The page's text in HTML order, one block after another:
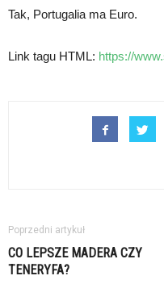
Tak, Portugalia ma Euro.
Link tagu HTML: https://
Poprzedni artykuł
CO LEPSZE MADERA CZY
TENERYFA?